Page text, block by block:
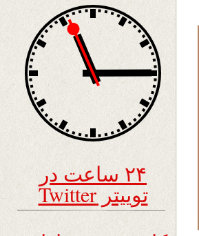
۲۴ ساعت در
توییتر Twitter